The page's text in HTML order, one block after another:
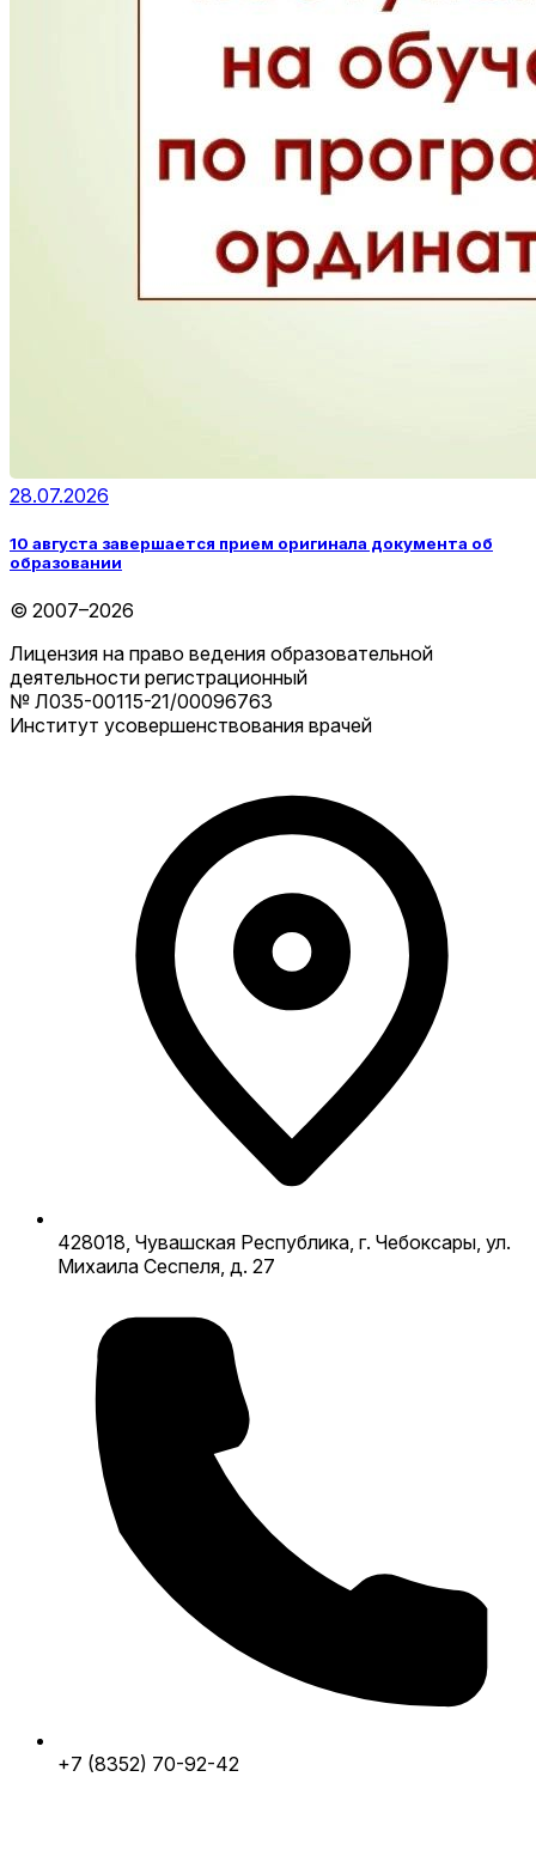
28.07.2026
10 августа завершается прием оригинала документа об
образовании
© 2007–2026
Лицензия на право ведения образовательной
деятельности регистрационный
№ Л035-00115-21/00096763
Институт усовершенствования врачей
428018, Чувашская Республика, г. Чебоксары, ул.
Михаила Сеспеля, д. 27
+7 (8352) 70-92-42